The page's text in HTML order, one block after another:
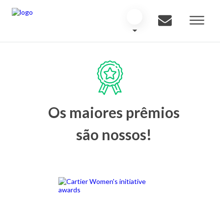
Os maiores prêmios
são nossos!